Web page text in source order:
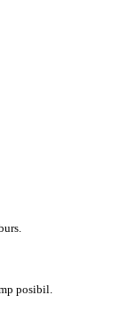
posibil.